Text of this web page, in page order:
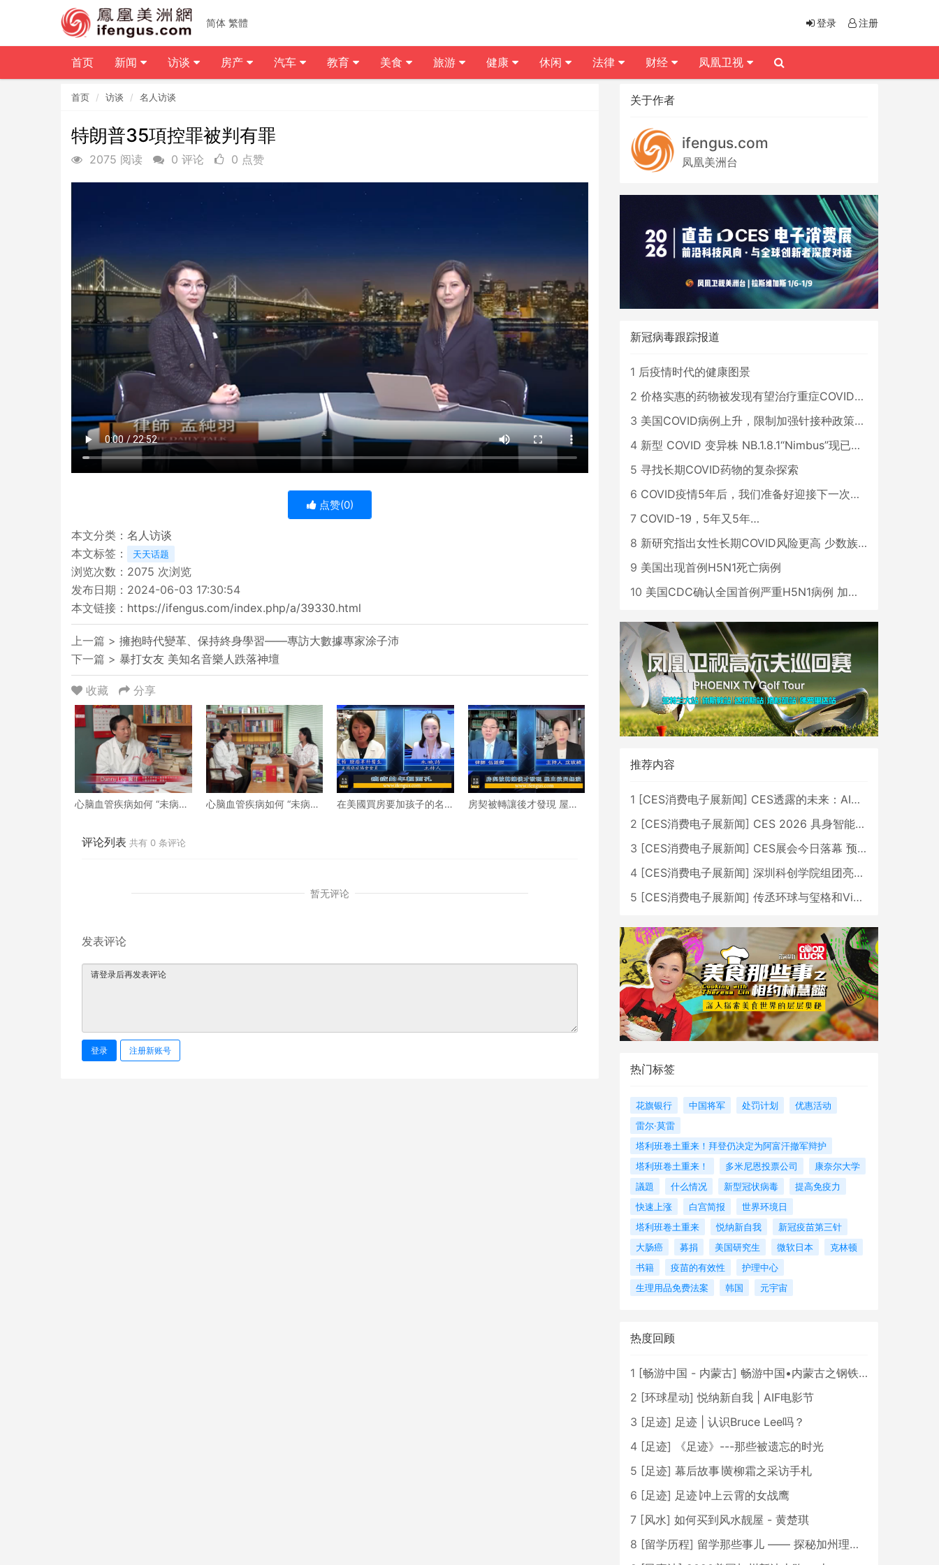
首页 访谈 名人访谈
特朗普35項控罪被判有罪
2075 阅读 0 评论 0 点赞
点赞(0)
本文分类： 名人访谈
本文标签：
天天话题
浏览次数： 2075 次浏览
发布日期：2024-06-03 17:30:54
本文链接： https://ifengus.com/index.php/a/39330.html
上一篇 > 擁抱時代變革、保持終身學習——專訪大數據專家涂子沛
下一篇 > 暴打女友 美知名音樂人跌落神壇
收藏 分享
心脑血管疾病如何 “未病先
心脑血管疾病如何 “未病先
在美國買房要加孩子的名
房契被轉讓後才發現 屋主
评论列表 共有 0 条评论
暂无评论
发表评论
登录 注册新账号
关于作者
ifengus.com
凤凰美洲台
新冠病毒跟踪报道
1 后疫情时代的健康图景
2 价格实惠的药物被发现有望治疗重症COVID患者
3 美国COVID病例上升，限制加强针接种政策即将出台
4 新型 COVID 变异株 NB.1.8.1“Nimbus”现已在美国占据主导地位
5 寻找长期COVID药物的复杂探索
6 COVID疫情5年后，我们准备好迎接下一次大流行了吗？
7 COVID-19，5年又5年…
8 新研究指出女性长期COVID风险更高 少数族裔儿童存在差异
9 美国出现首例H5N1死亡病例
10 美国CDC确认全国首例严重H5N1病例 加州进入紧急状态
推荐内容
1 [CES消费电子展新闻] CES透露的未来：AI、机器人与智能生活大爆发
2 [CES消费电子展新闻] CES 2026 具身智能与创新领域 中国公司大放异彩
3 [CES消费电子展新闻] CES展会今日落幕 预计2026行业收入将超五千亿美元
4 [CES消费电子展新闻] 深圳科创学院组团亮相CES 广受好评
5 [CES消费电子展新闻] 传丞环球与玺格和VibeLens共同推出全新耳机
热门标签
花旗银行 中国将军 处罚计划
优惠活动
雷尔·莫雷
塔利班卷土重来！拜登仍决定为阿富汗撤军辩护
塔利班卷土重来！
多米尼恩投票公司
康奈尔大学
議題
什么情况 新型冠状病毒
提高免疫力
快速上涨
白宫简报
世界环境日
塔利班卷土重来
悦纳新自我
新冠疫苗第三针
大肠癌
募捐 美国研究生 微软日本
克林顿
书籍
疫苗的有效性
护理中心
生理用品免费法案
韩国 元宇宙
热度回顾
1 [畅游中国 - 内蒙古] 畅游中国•内蒙古之钢铁骄子，魅力包头
2 [环球星动] 悦纳新自我 | AIF电影节
3 [足迹] 足迹 | 认识Bruce Lee吗？
4 [足迹]
《足迹》---那些被遗忘的时光
5 [足迹] 幕后故事∣黄柳霜之采访手札
6 [足迹] 足迹∣冲上云霄的女战鹰
7 [风水] 如何买到风水靓屋 - 黄楚琪
8 [留学历程] 留学那些事儿 —— 探秘加州理工学院Caltech博士生活 [上集]
简体 繁體 登录 注册
首页 新闻 访谈 房产 汽车 教育 美食 旅游 健康 休闲 法律 财经 凤凰卫视